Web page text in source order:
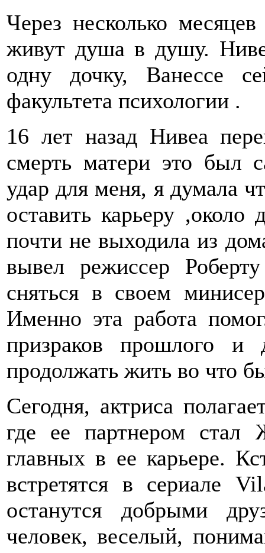
Через несколько
живут душа в душу.
одну дочку, Ванессе
факультета психологии .
16 лет назад Нивеа
смерть матери это был
удар для меня, я думала
оставить карьеру
почти не выходила из
вывел режиссер
сняться в своем
Именно эта работа
призраков прошлого
продолжать жить во что
Сегодня, актриса
где ее партнером стал
главных в ее карьере.
встретятся в сериале
останутся добрыми
человек, веселый,